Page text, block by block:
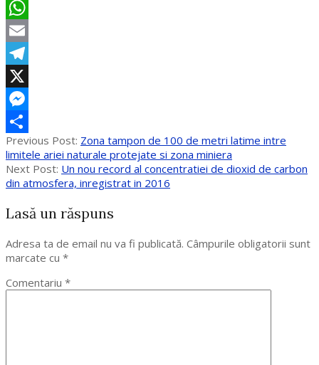
Facebook
WhatsApp
Email
Telegram
X
Messenger
Partajează
2017-
10-
30
Previous Post: Zona tampon de 100 de metri latime intre
limitele ariei naturale protejate si zona miniera
Next Post: Un nou record al concentratiei de dioxid de carbon
din atmosfera, inregistrat in 2016
Lasă un răspuns
Adresa ta de email nu va fi publicată. Câmpurile obligatorii sunt
marcate cu *
Comentariu *